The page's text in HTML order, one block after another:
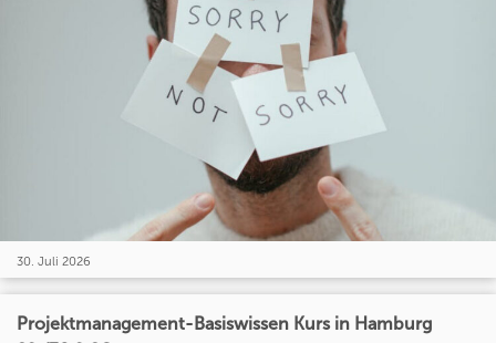
30. Juli 2026
Projektmanagement-Basiswissen Kurs in Hamburg